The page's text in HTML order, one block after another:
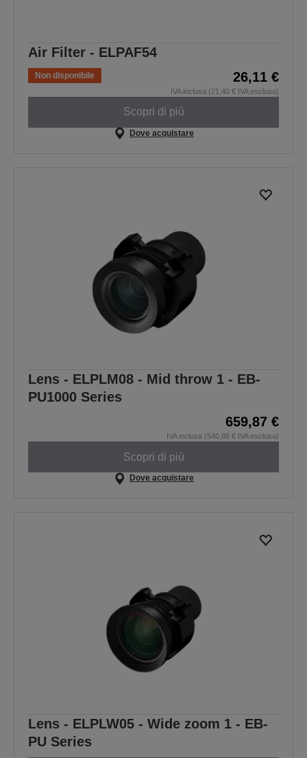
Air Filter - ELPAF54
Non disponibile 26,11 €
IVA inclusa (21,40 € IVA esclusa)
Scopri di più
Dove acquistare
Lens - ELPLM08 - Mid throw 1 - EB-
PU1000 Series
659,87 €
IVA inclusa (540,88 € IVA esclusa)
Scopri di più
Dove acquistare
Lens - ELPLW05 - Wide zoom 1 - EB-
PU Series